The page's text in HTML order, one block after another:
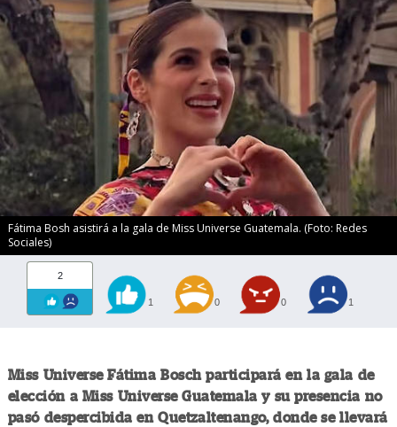
Fátima Bosh asistirá a la gala de Miss Universe Guatemala. (Foto: Redes
Sociales)
2
1 0 0 1
Miss Universe Fátima Bosch participará en la gala de
elección a Miss Universe Guatemala y su presencia no
pasó despercibida en Quetzaltenango, donde se llevará